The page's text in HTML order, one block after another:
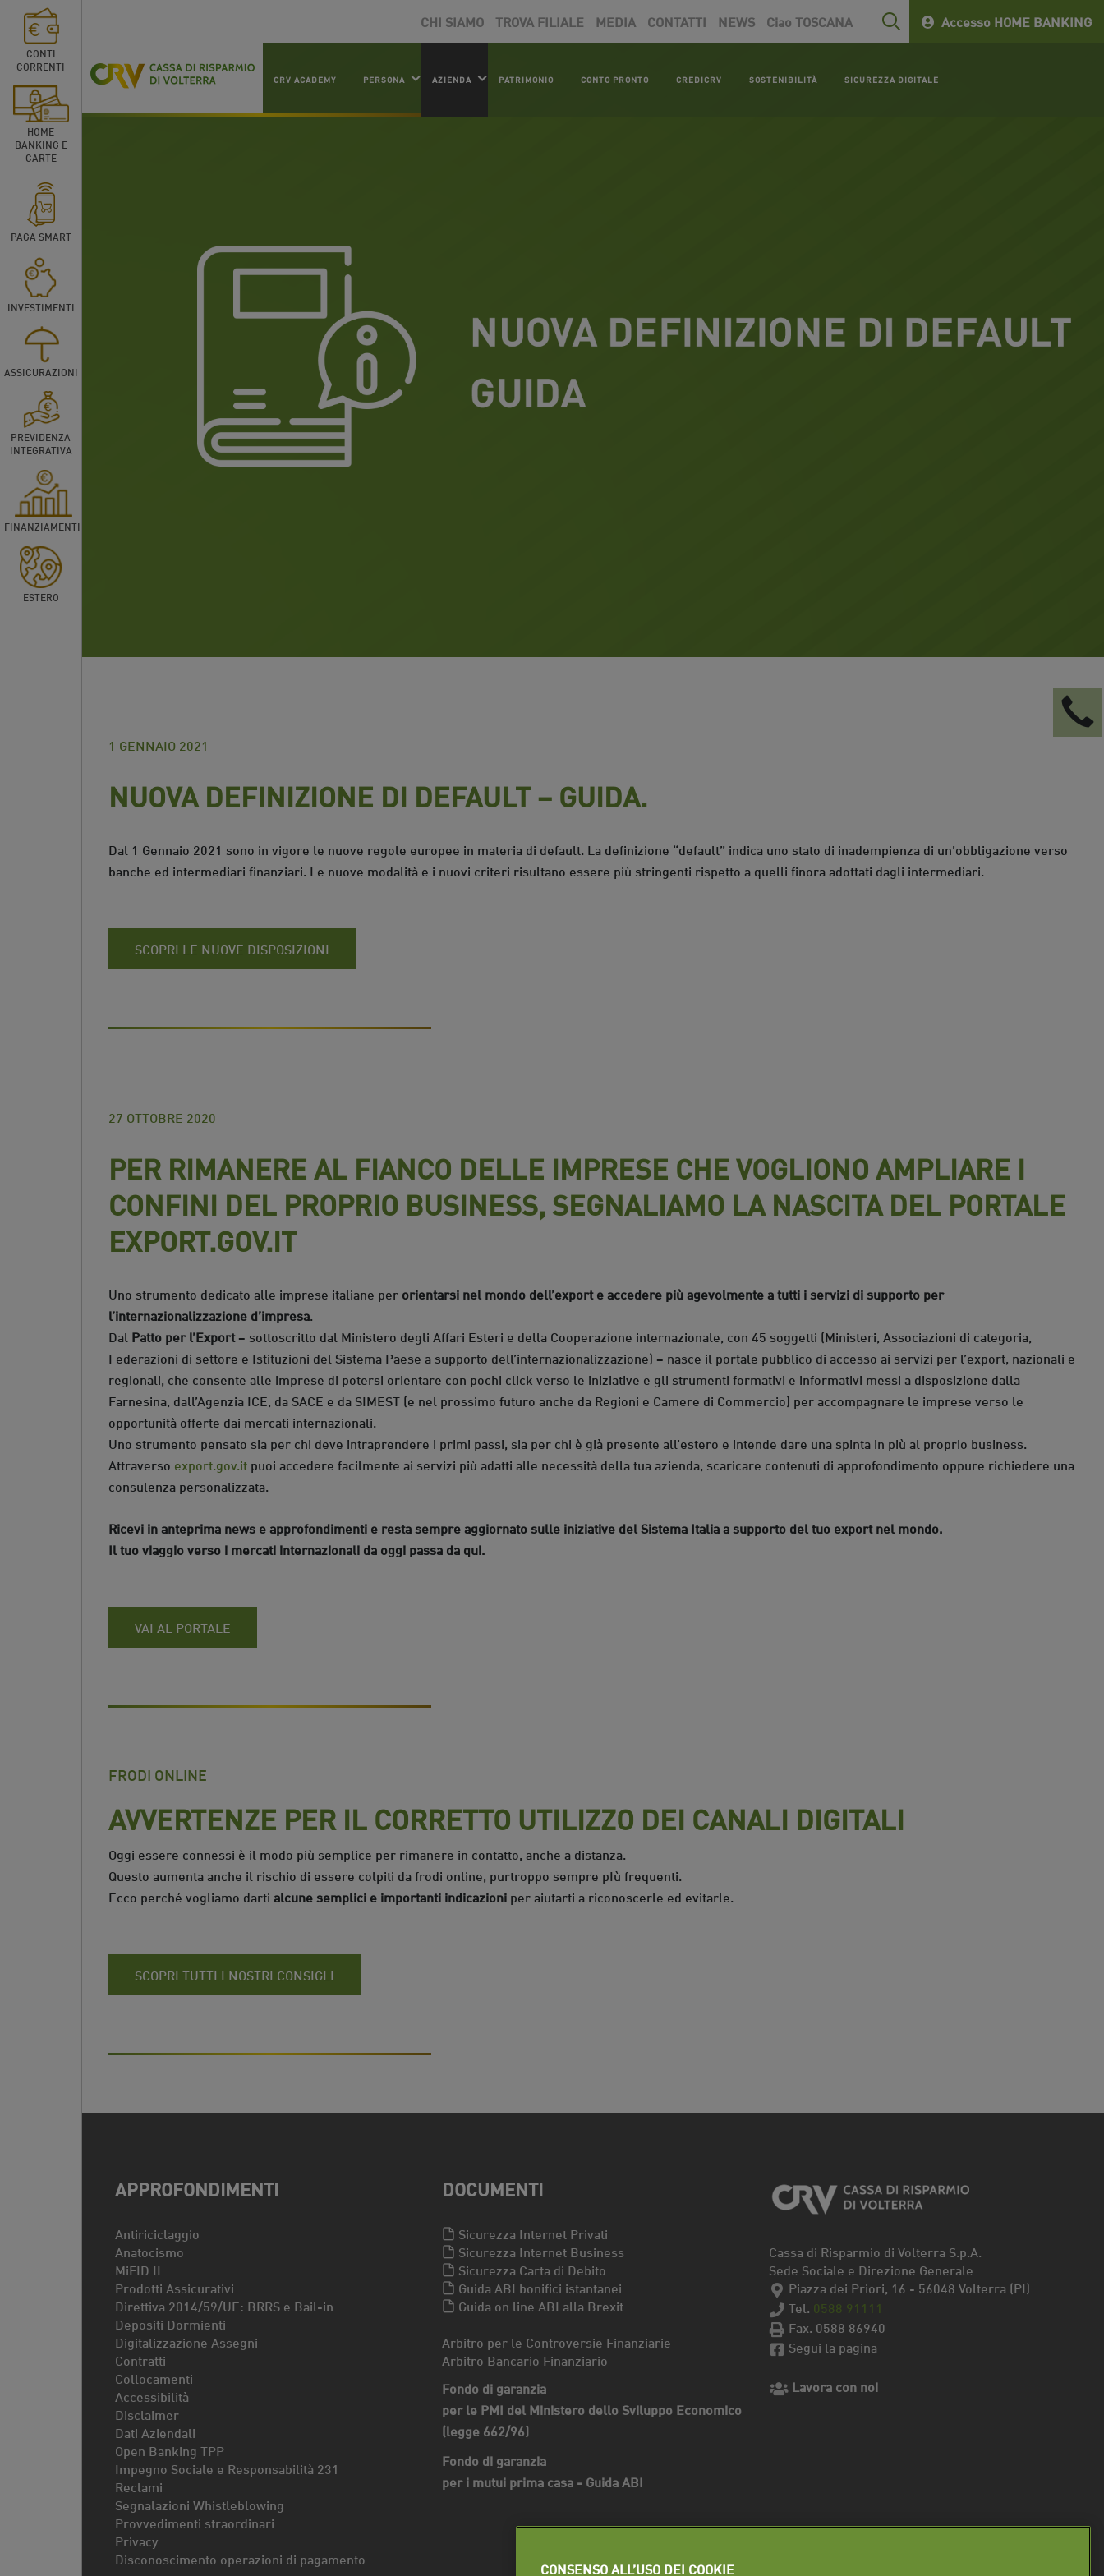
Accesso HOME BANKING
CHI SIAMO TROVA FILIALE MEDIA CONTATTI NEWS Ciao TOSCANA
CRV ACADEMY PERSONA AZIENDA PATRIMONIO CONTO PRONTO CREDICRV SOSTENIBILITÀ SICUREZZA DIGITALE
CONTI
CORRENTI
HOME
BANKING E
CARTE
PAGA SMART
INVESTIMENTI
ASSICURAZIONI
PREVIDENZA
INTEGRATIVA
FINANZIAMENTI
ESTERO
1 GENNAIO 2021
NUOVA DEFINIZIONE DI DEFAULT – GUIDA.
Dal 1 Gennaio 2021 sono in vigore le nuove regole europee in materia di default. La definizione “default” indica uno stato di inadempienza di un’obbligazione verso
banche ed intermediari finanziari. Le nuove modalità e i nuovi criteri risultano essere più stringenti rispetto a quelli finora adottati dagli intermediari.
SCOPRI LE NUOVE DISPOSIZIONI
27 OTTOBRE 2020
PER RIMANERE AL FIANCO DELLE IMPRESE CHE VOGLIONO AMPLIARE I
CONFINI DEL PROPRIO BUSINESS, SEGNALIAMO LA NASCITA DEL PORTALE
EXPORT.GOV.IT
Uno strumento dedicato alle imprese italiane per orientarsi nel mondo dell’export e accedere più agevolmente a tutti i servizi di supporto per
l’internazionalizzazione d’impresa.
Dal Patto per l’Export– sottoscritto dal Ministero degli Affari Esteri e della Cooperazione internazionale, con 45 soggetti (Ministeri, Associazioni di categoria,
Federazioni di settore e Istituzioni del Sistema Paese a supporto dell’internazionalizzazione) – nasce il portale pubblico di accesso ai servizi per l’export, nazionali e
regionali, che consente alle imprese di potersi orientare con pochi click verso le iniziative e gli strumenti formativi e informativi messi a disposizione dalla
Farnesina, dall’Agenzia ICE, da SACE e da SIMEST (e nel prossimo futuro anche da Regioni e Camere di Commercio) per accompagnare le imprese verso le
opportunità offerte dai mercati internazionali.
Uno strumento pensato sia per chi deve intraprendere i primi passi, sia per chi è già presente all’estero e intende dare una spinta in più al proprio business.
Attraverso export.gov.it puoi accedere facilmente ai servizi più adatti alle necessità della tua azienda, scaricare contenuti di approfondimento oppure richiedere una
consulenza personalizzata.
Ricevi in anteprima news e approfondimenti e resta sempre aggiornato sulle iniziative del Sistema Italia a supporto del tuo export nel mondo.
Il tuo viaggio verso i mercati internazionali da oggi passa da qui.
VAI AL PORTALE
FRODI ONLINE
AVVERTENZE PER IL CORRETTO UTILIZZO DEI CANALI DIGITALI
Oggi essere connessi è il modo più semplice per rimanere in contatto, anche a distanza.
Questo aumenta anche il rischio di essere colpiti da frodi online, purtroppo sempre pIù frequenti.
Ecco perché vogliamo darti alcune semplici e importanti indicazioni per aiutarti a riconoscerle ed evitarle.
SCOPRI TUTTI I NOSTRI CONSIGLI
APPROFONDIMENTI
Antiriciclaggio
Anatocismo
MiFID II
Prodotti Assicurativi
Direttiva 2014/59/UE: BRRS e Bail-in
Depositi Dormienti
Digitalizzazione Assegni
Contratti
Collocamenti
Accessibilità
Disclaimer
Dati Aziendali
Open Banking TPP
Impegno Sociale e Responsabilità 231
Reclami
Segnalazioni Whistleblowing
Provvedimenti straordinari
Privacy
Disconoscimento operazioni di pagamento
DOCUMENTI
Sicurezza Internet Privati
Sicurezza Internet Business
Sicurezza Carta di Debito
Guida ABI bonifici istantanei
Guida on line ABI alla Brexit
Arbitro per le Controversie Finanziarie
Arbitro Bancario Finanziario
Fondo di garanzia
per le PMI del Ministero dello Sviluppo Economico
(legge 662/96)
Fondo di garanzia
per i mutui prima casa - Guida ABI
Cassa di Risparmio di Volterra S.p.A.
Sede Sociale e Direzione Generale
Piazza dei Priori, 16 - 56048 Volterra (PI)
Tel. 0588 91111
Fax. 0588 86940
Segui la pagina
Lavora con noi
CONSENSO ALL’USO DEI COOKIE